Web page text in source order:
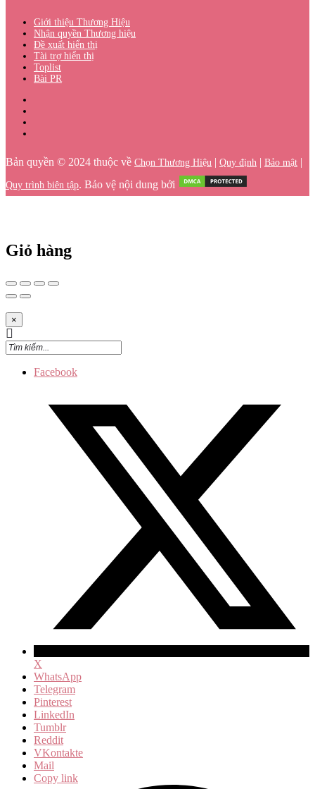
Giới thiệu Thương Hiệu
Nhận quyền Thương hiệu
Đề xuất hiển thị
Tài trợ hiển thị
Toplist
Bài PR
Bản quyền © 2024 thuộc về Chọn Thương Hiệu | Quy định | Bảo mật |
Quy trình biên tập. Bảo vệ nội dung bởi
Giỏ hàng
×
Facebook
X
WhatsApp
Telegram
Pinterest
LinkedIn
Tumblr
Reddit
VKontakte
Mail
Copy link